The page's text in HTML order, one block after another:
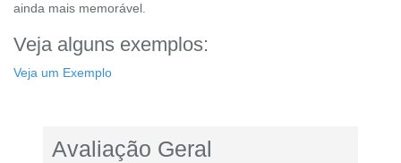
ainda mais memorável.
Veja alguns exemplos:
Veja um Exemplo
Avaliação Geral